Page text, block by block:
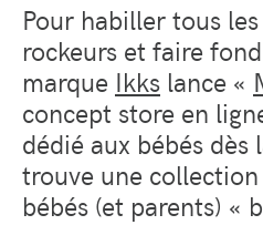
Pour habiller tous
rockeurs et faire
marque Ikks lance «
concept store en
dédié aux bébés dès
trouve une
bébés (et parents) «